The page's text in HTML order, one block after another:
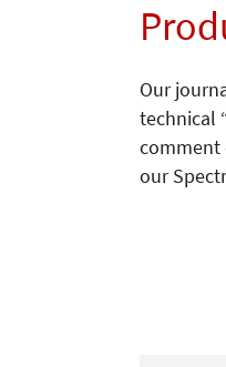
Our
technical
comment
our